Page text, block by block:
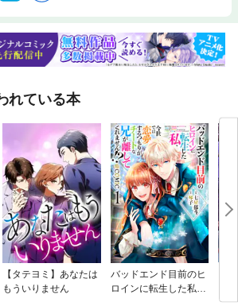
れている本
【タテヨミ】あなたは
もういりません
バッドエンド目前のヒ
ロインに転生した私、